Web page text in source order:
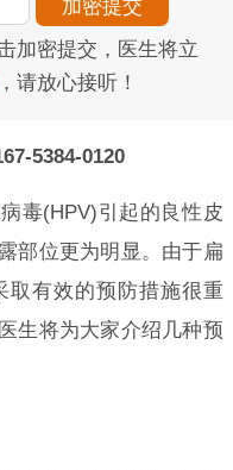
加密提交，医生将立
，请放心接听！
5384-0120
毒(HPV)引起的良性皮
部位更为明显。由于扁
取有效的预防措施很重
生将为大家介绍几种预